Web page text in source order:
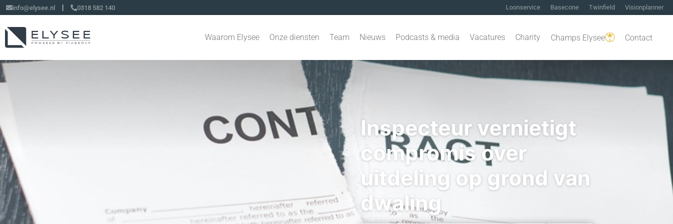
info@elysee.nl 0318 582 140 Loonservice Basecone Twinfield Visionplanner
Waarom Elysee Onze diensten Team Nieuws Podcasts & media Vacatures Charity Champs Elysee Contact
Inspecteur vernietigt
compromis over
uitdeling op grond van
dwaling